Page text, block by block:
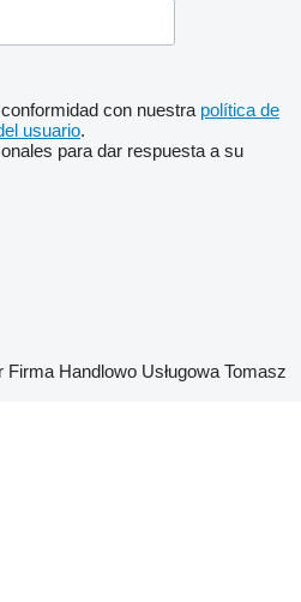
con nuestra política de
usuario.
para dar respuesta a su
Handlowo Usługowa Tomasz